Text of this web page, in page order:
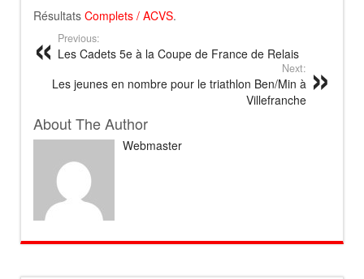
Résultats Complets / ACVS.
Previous:
Les Cadets 5e à la Coupe de France de Relais
Next:
Les jeunes en nombre pour le triathlon Ben/Min à
Villefranche
About The Author
Webmaster